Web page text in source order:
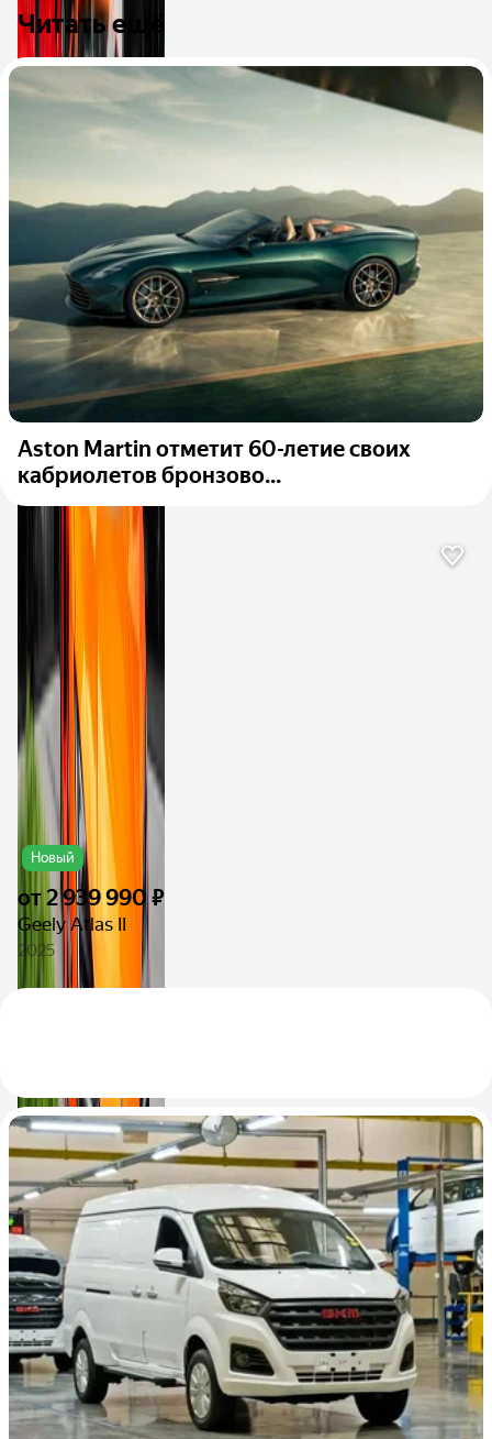
Читать ещё
Aston Martin отметит 60-летие своих
кабриолетов бронзово...
Новый
от2 939 990 ₽
Geely Atlas II
2025